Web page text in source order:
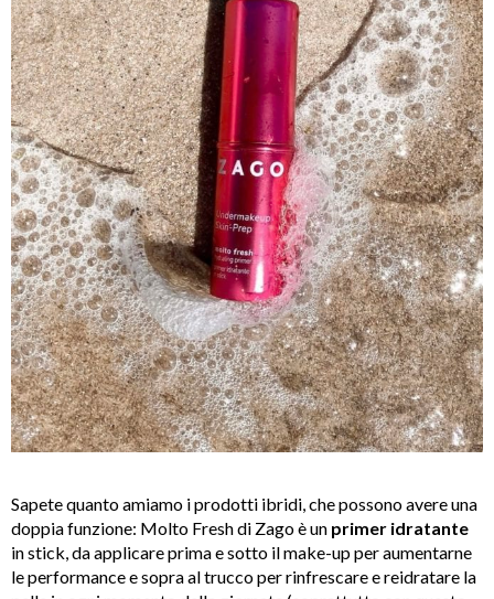
Sapete quanto amiamo i prodotti ibridi, che possono avere una
doppia funzione: Molto Fresh di Zago è un primer idratante
in stick, da applicare prima e sotto il make-up per aumentarne
le performance e sopra al trucco per rinfrescare e reidratare la